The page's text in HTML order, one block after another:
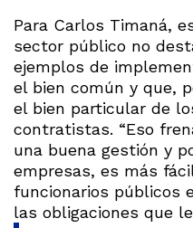
Para Carlos Timaná,
sector público no
ejemplos de
el bien común y que,
el bien particular de
contratistas. “Eso
una buena gestión y
empresas, es más
funcionarios públicos
las obligaciones que